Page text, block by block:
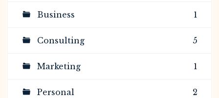
Business 1
Consulting 5
Marketing 1
Personal 2